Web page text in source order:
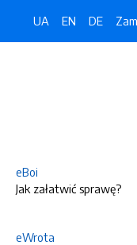
UA EN DE
eBoi
Jak załatwić sprawę?
eWrota